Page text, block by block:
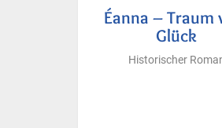
Éanna – Traum
Glück
Historischer